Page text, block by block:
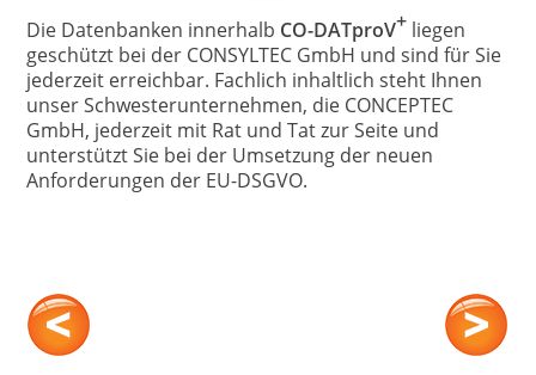
Die Datenbanken innerhalb CO-DATproV+ liegen
geschützt bei der CONSYLTEC GmbH und sind für Sie
jederzeit erreichbar. Fachlich inhaltlich steht Ihnen
unser Schwesterunternehmen, die CONCEPTEC
GmbH, jederzeit mit Rat und Tat zur Seite und
unterstützt Sie bei der Umsetzung der neuen
Anforderungen der EU-DSGVO.